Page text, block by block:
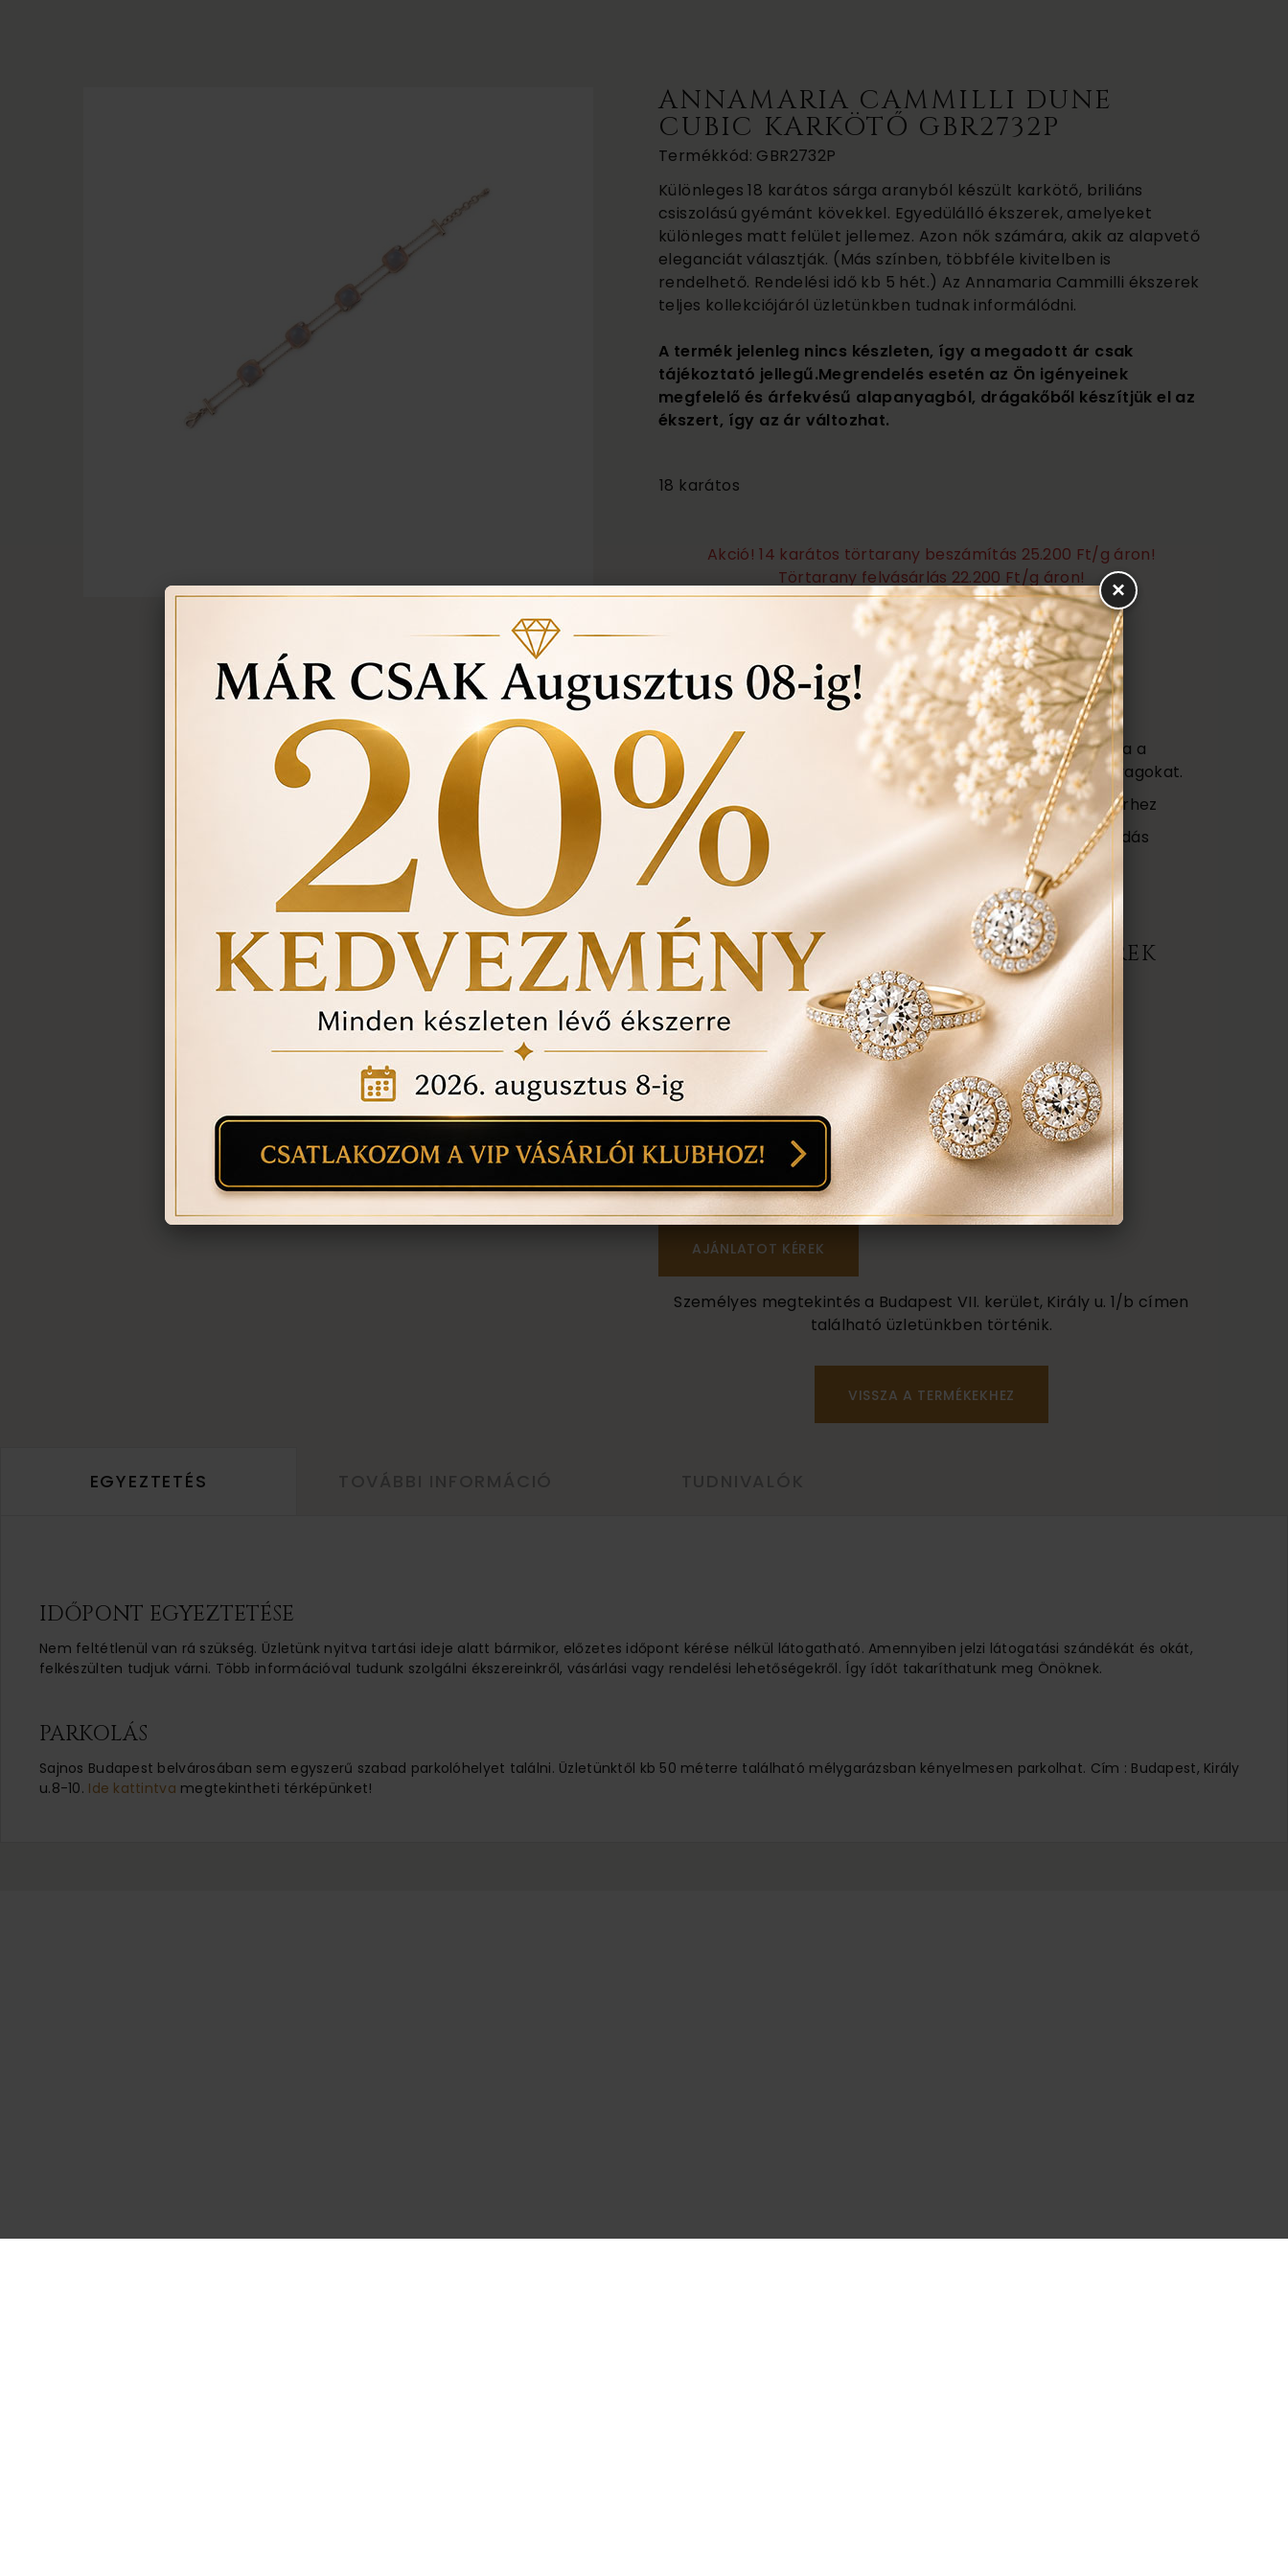
ANNAMARIA CAMMILLI DUNE
CUBIC KARKÖTŐ GBR2732P
Termékkód: GBR2732P
Különleges 18 karátos sárga aranyból készült karkötő, briliáns
csiszolású gyémánt kövekkel. Egyedülálló ékszerek, amelyeket
különleges matt felület jellemez. Azon nők számára, akik az alapvető
eleganciát választják. (Más színben, többféle kivitelben is
rendelhető. Rendelési idő kb 5 hét.) Az Annamaria Cammilli ékszerek
teljes kollekciójáról üzletünkben tudnak informálódni.
A termék jelenleg nincs készleten, így a megadott ár csak
tájékoztató jellegű.Megrendelés esetén az Ön igényeinek
megfelelő és árfekvésű alapanyagból, drágakőből készítjük el az
ékszert, így az ár változhat.
18 karátos
Akció! 14 karátos törtarany beszámítás 25.200 Ft/g áron!
Törtarany felvásárlás 22.200 Ft/g áron!
Ezen felül még:
Örökös garanciális tisztítás, polírozás
Ingyenes méret állítás
Vásárlási bizonylat avagy (Certificate) mely tartalmazza a
felhasznált kövek minőségét az ékszerben található anyagokat.
Ékszertartó doboz és ajándék tartó táska minden ékszerhez
Évente 1 alkalommal ingyenes ellenőrzés, rejtett károsodás
történt-e , mozgó kő, repedés a gyűrűn stb. Az általunk
felfedezett hibákat ingyenesen javítjuk.
ÉRDEKEL A TERMÉK, AJÁNLATOT KÉREK
darab
1
anyaga:
18 karátos
színe:
mint a képen
Személyes megtekintés a Budapest VII. kerület, Király u. 1/b címen
található üzletünkben történik.
VISSZA A TERMÉKEKHEZ
EGYEZTETÉS
IDŐPONT EGYEZTETÉSE
Nem feltétlenül van rá szükség. Üzletünk nyitva tartási ideje alatt bármikor, előzetes időpont kérése nélkül látogatható. Amennyiben jelzi látogatási szándékát és okát,
felkészülten tudjuk várni. Több információval tudunk szolgálni ékszereinkről, vásárlási vagy rendelési lehetőségekről. Így ídőt takaríthatunk meg Önöknek.
PARKOLÁS
Sajnos Budapest belvárosában sem egyszerű szabad parkolóhelyet találni. Üzletünktől kb 50 méterre található mélygarázsban kényelmesen parkolhat. Cím : Budapest, Király
u.8-10. Ide kattintva megtekintheti térképünket!
×